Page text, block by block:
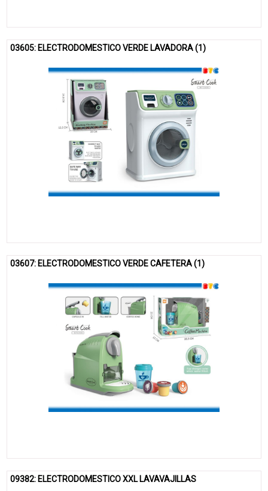
03605: ELECTRODOMESTICO VERDE LAVADORA (1)
03607: ELECTRODOMESTICO VERDE CAFETERA (1)
09382: ELECTRODOMESTICO XXL LAVAVAJILLAS